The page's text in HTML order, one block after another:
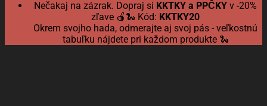
Nečakaj na zázrak. Dopraj si KKTKY a PPČKY v -20%
zľave 🍎🐍 Kód: KKTKY20
Okrem svojho hada, odmerajte aj svoj pás - veľkostnú
tabuľku nájdete pri každom produkte 🐍